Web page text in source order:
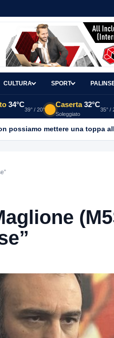
CULTURA SPORT
34°C
39° / 20°
Caserta 32°C
Soleggiato
35° /
possiamo mettere una toppa